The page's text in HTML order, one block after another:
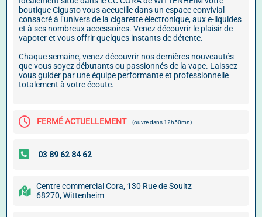
boutique Cigusto vous accueille dans un espace convivial
consacré à l’univers de la cigarette électronique, aux e-liquides
et à ses nombreux accessoires. Venez découvrir le plaisir de
vapoter et vous offrir quelques instants de détente.
Chaque semaine, venez découvrir nos dernières nouveautés
que vous soyez débutants ou passionnés de la vape. Laissez
vous guider par une équipe performante et professionnelle
totalement à votre écoute.
FERMÉ ACTUELLEMENT (ouvre dans 12h50mn)
Centre commercial Cora, 130 Rue de Soultz
68270, Wittenheim